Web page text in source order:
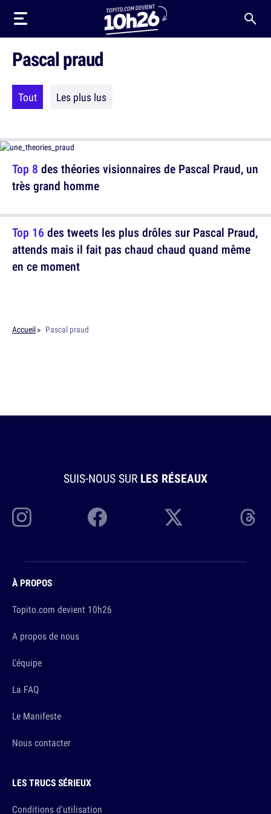
Pascal praud
Tout Les plus lus
Top 8 des théories visionnaires de Pascal Praud, un
très grand homme
Top 16 des tweets les plus drôles sur Pascal Praud,
attends mais il fait pas chaud chaud quand même
en ce moment
Accueil Pascal praud
SUIS-NOUS SUR LES RÉSEAUX
À PROPOS
Topito.com devient 10h26
A propos de nous
L'équipe
La FAQ
Le Manifeste
Nous contacter
LES TRUCS SÉRIEUX
Conditions d'utilisation